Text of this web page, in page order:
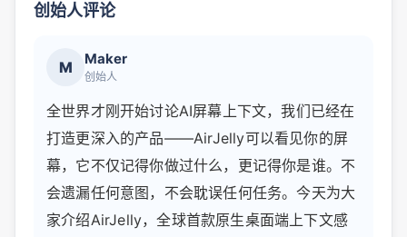
创始人评论
M Maker
创始人
全世界才刚开始讨论AI屏幕上下文，我们已经在
打造更深入的产品——AirJelly可以看见你的屏
幕，它不仅记得你做过什么，更记得你是谁。不
会遗漏任何意图，不会耽误任何任务。今天为大
家介绍AirJelly，全球首款原生桌面端上下文感